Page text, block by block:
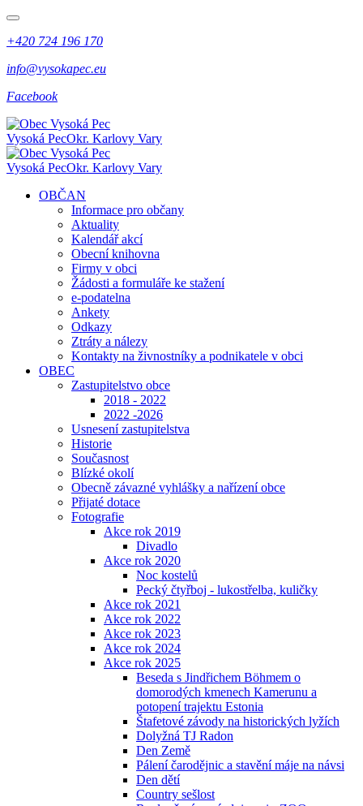
+420 724 196 170
info@vysokapec.eu
Facebook
Vysoká PecOkr. Karlovy Vary
Vysoká PecOkr. Karlovy Vary
OBČAN
Informace pro občany
Aktuality
Kalendář akcí
Obecní knihovna
Firmy v obci
Žádosti a formuláře ke stažení
e-podatelna
Ankety
Odkazy
Ztráty a nálezy
Kontakty na živnostníky a podnikatele v obci
OBEC
Zastupitelstvo obce
2018 - 2022
2022 -2026
Usnesení zastupitelstva
Historie
Současnost
Blízké okolí
Obecně závazné vyhlášky a nařízení obce
Přijaté dotace
Fotografie
Akce rok 2019
Divadlo
Akce rok 2020
Noc kostelů
Pecký čtyřboj - lukostřelba, kuličky
Akce rok 2021
Akce rok 2022
Akce rok 2023
Akce rok 2024
Akce rok 2025
Beseda s Jindřichem Böhmem o
domorodých kmenech Kamerunu a
potopení trajektu Estonia
Štafetové závody na historických lyžích
Dolyžná TJ Radon
Den Země
Pálení čarodějnic a stavění máje na návsi
Den dětí
Country sešlost